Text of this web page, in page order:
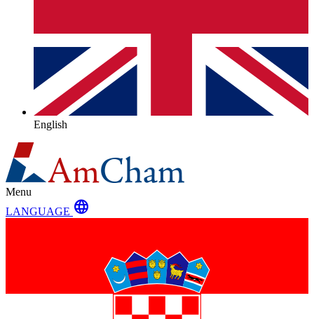
English
Menu
LANGUAGE language